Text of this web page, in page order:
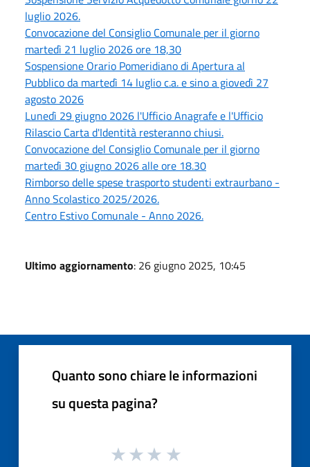
luglio 2026.
Convocazione del Consiglio Comunale per il giorno
martedì 21 luglio 2026 ore 18,30
Sospensione Orario Pomeridiano di Apertura al
Pubblico da martedì 14 luglio c.a. e sino a giovedì 27
agosto 2026
Lunedì 29 giugno 2026 l'Ufficio Anagrafe e l'Ufficio
Rilascio Carta d'Identità resteranno chiusi.
Convocazione del Consiglio Comunale per il giorno
martedì 30 giugno 2026 alle ore 18.30
Rimborso delle spese trasporto studenti extraurbano -
Anno Scolastico 2025/2026.
Centro Estivo Comunale - Anno 2026.
Ultimo aggiornamento: 26 giugno 2025, 10:45
Quanto sono chiare le informazioni
su questa pagina?